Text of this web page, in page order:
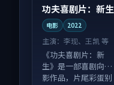
功夫喜剧片：新生
电影 2022
主演： 李现、王凯 等
《功夫喜剧片：新
生》是一部喜剧向电
影作品，片尾彩蛋别